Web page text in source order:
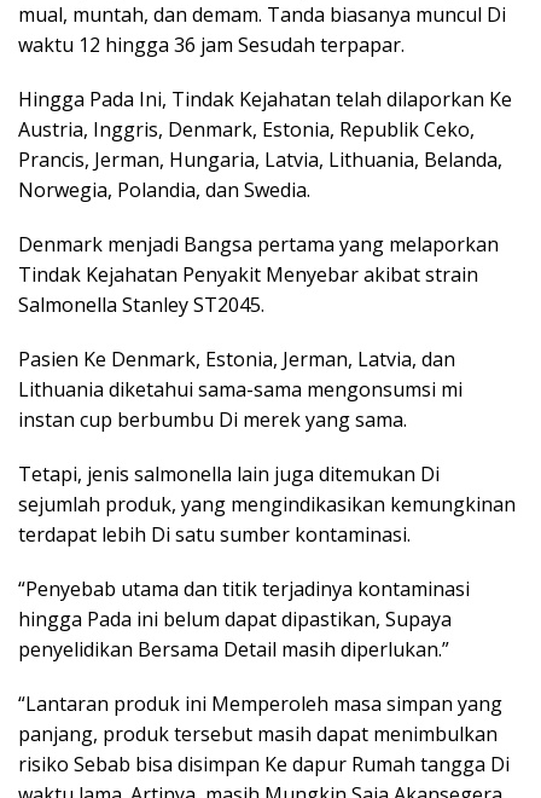
mual, muntah, dan demam. Tanda biasanya muncul Di
waktu 12 hingga 36 jam Sesudah terpapar.
Hingga Pada Ini, Tindak Kejahatan telah dilaporkan Ke
Austria, Inggris, Denmark, Estonia, Republik Ceko,
Prancis, Jerman, Hungaria, Latvia, Lithuania, Belanda,
Norwegia, Polandia, dan Swedia.
Denmark menjadi Bangsa pertama yang melaporkan
Tindak Kejahatan Penyakit Menyebar akibat strain
Salmonella Stanley ST2045.
Pasien Ke Denmark, Estonia, Jerman, Latvia, dan
Lithuania diketahui sama-sama mengonsumsi mi
instan cup berbumbu Di merek yang sama.
Tetapi, jenis salmonella lain juga ditemukan Di
sejumlah produk, yang mengindikasikan kemungkinan
terdapat lebih Di satu sumber kontaminasi.
“Penyebab utama dan titik terjadinya kontaminasi
hingga Pada ini belum dapat dipastikan, Supaya
penyelidikan Bersama Detail masih diperlukan.”
“Lantaran produk ini Memperoleh masa simpan yang
panjang, produk tersebut masih dapat menimbulkan
risiko Sebab bisa disimpan Ke dapur Rumah tangga Di